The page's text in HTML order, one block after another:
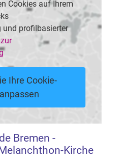
Cookies auf Ihrem
und profilbasierter
zur
Ihre Cookie-
Bremen -
Kirche